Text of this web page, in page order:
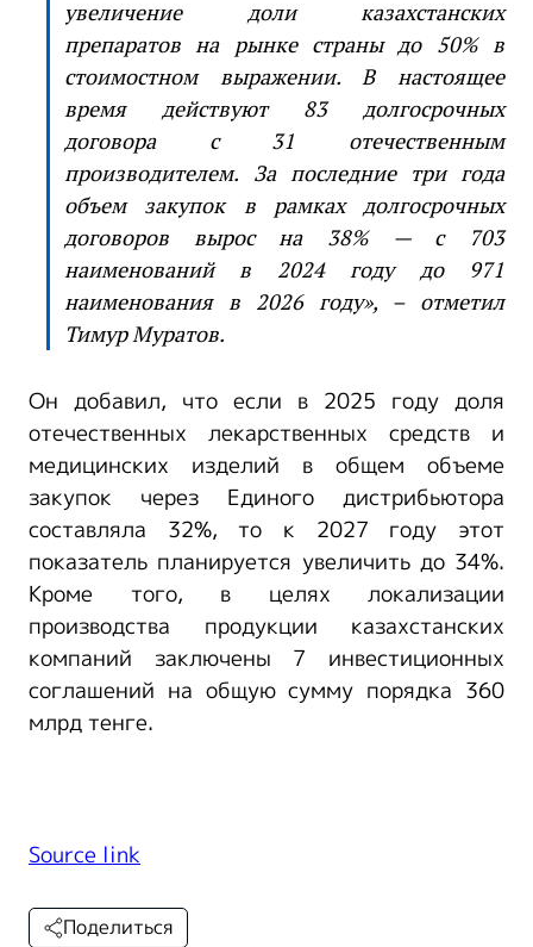
увеличение доли казахстанских
препаратов на рынке страны до 50% в
стоимостном выражении. В настоящее
время действуют 83 долгосрочных
договора с 31 отечественным
производителем. За последние три года
объем закупок в рамках долгосрочных
договоров вырос на 38% — с 703
наименований в 2024 году до 971
наименования в 2026 году», – отметил
Тимур Муратов.
Он добавил, что если в 2025 году доля
отечественных лекарственных средств и
медицинских изделий в общем объеме
закупок через Единого дистрибьютора
составляла 32%, то к 2027 году этот
показатель планируется увеличить до 34%.
Кроме того, в целях локализации
производства продукции казахстанских
компаний заключены 7 инвестиционных
соглашений на общую сумму порядка 360
млрд тенге.
Source link
Поделиться